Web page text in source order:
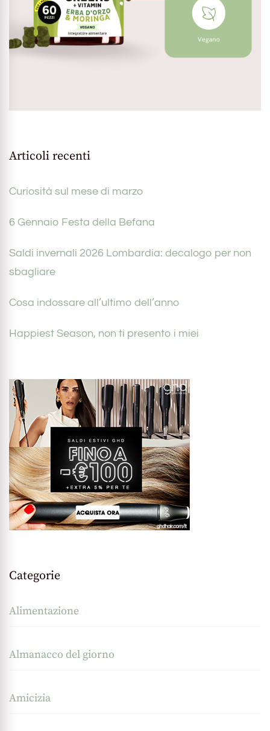
Articoli recenti
Curiosità sul mese di marzo
6 Gennaio Festa della Befana
Saldi invernali 2026 Lombardia: decalogo per non
sbagliare
Cosa indossare all’ultimo dell’anno
Happiest Season, non ti presento i miei
Categorie
Alimentazione
Almanacco del giorno
Amicizia